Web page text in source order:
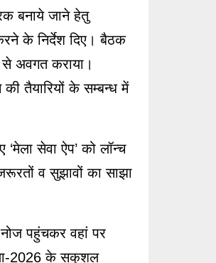
बनाये जाने हेतु
के निर्देश दिए। बैठक
से अवगत कराया।
तैयारियों के सम्बन्ध में
सेवा ऐप’ को लॉन्च
व सुझावों का साझा
पहुंचकर वहां पर
2026 के सकुशल